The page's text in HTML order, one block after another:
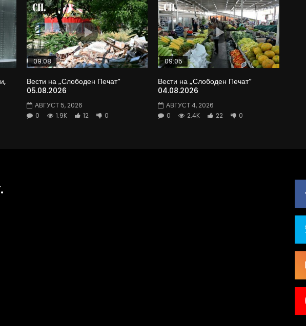
09:08
Вести на „Слободен Печат“
05.08.2026
АВГУСТ 5, 2026
0
1.9K 12 0
09:05
Вести на „Слободен Печат“
04.08.2026
АВГУСТ 4, 2026
0
2.4K 22 0